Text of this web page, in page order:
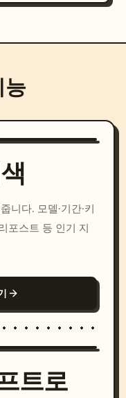
능
니다. 모델·기간·키
포스트 등 인기 지
트로